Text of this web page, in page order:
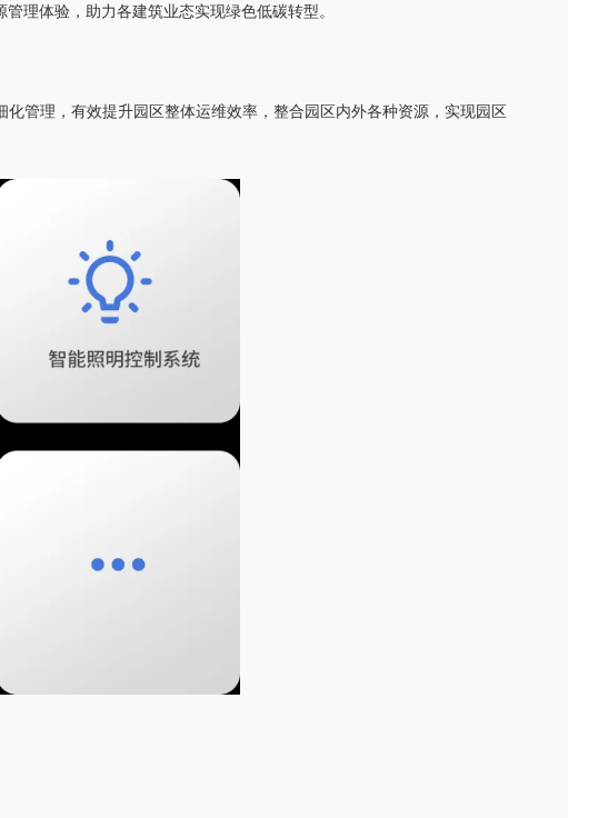
理体验，助力各建筑业态实现绿色低碳转型。
管理，有效提升园区整体运维效率，整合园区内外各种资源，实现园区